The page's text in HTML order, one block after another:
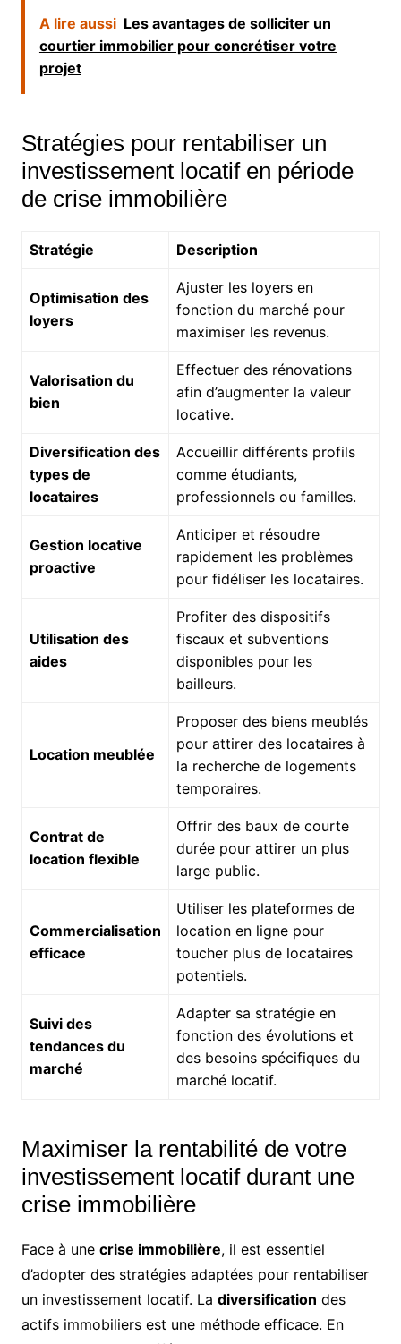
A lire aussi Les avantages de solliciter un
courtier immobilier pour concrétiser votre
projet
Stratégies pour rentabiliser un
investissement locatif en période
de crise immobilière
Stratégie Description
Optimisation des
loyers
Ajuster les loyers en
fonction du marché pour
maximiser les revenus.
Valorisation du
bien
Effectuer des rénovations
afin d’augmenter la valeur
locative.
Diversification des
types de
locataires
Accueillir différents profils
comme étudiants,
professionnels ou familles.
Gestion locative
proactive
Anticiper et résoudre
rapidement les problèmes
pour fidéliser les locataires.
Utilisation des
aides
Profiter des dispositifs
fiscaux et subventions
disponibles pour les
bailleurs.
Location meublée
Proposer des biens meublés
pour attirer des locataires à
la recherche de logements
temporaires.
Contrat de
location flexible
Offrir des baux de courte
durée pour attirer un plus
large public.
Commercialisation
efficace
Utiliser les plateformes de
location en ligne pour
toucher plus de locataires
potentiels.
Suivi des
tendances du
marché
Adapter sa stratégie en
fonction des évolutions et
des besoins spécifiques du
marché locatif.
Maximiser la rentabilité de votre
investissement locatif durant une
crise immobilière
Face à une crise immobilière, il est essentiel
d’adopter des stratégies adaptées pour rentabiliser
un investissement locatif. La diversification des
actifs immobiliers est une méthode efficace. En